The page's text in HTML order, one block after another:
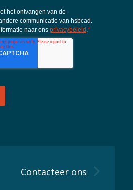
Contacteer ons